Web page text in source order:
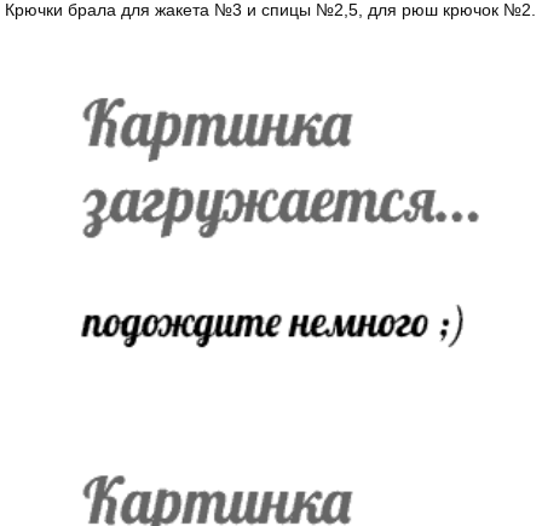
Крючки брала для жакета №3 и спицы №2,5, для рюш крючок №2.